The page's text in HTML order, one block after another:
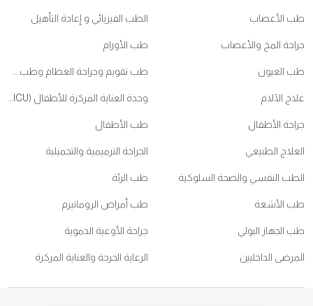
طب الأعصاب الطب الفيزيائي و إعادة التأهيل
جراحة المخ والأعصاب طب الأورام
طب العيون
علاج الآلام
جراحة الأطفال طب الأطفال
العلاج الطبيعي الجراحة الترميمية والتجميلية
الطب النفسي والصحة السلوكية طب الرئة
طب الأشعة طب أمراض الروماتيزم
طب الجهاز البولي جراحة الأوعية الدموية
المرضى الداخليين الرعاية الحرجة والعناية المركزة